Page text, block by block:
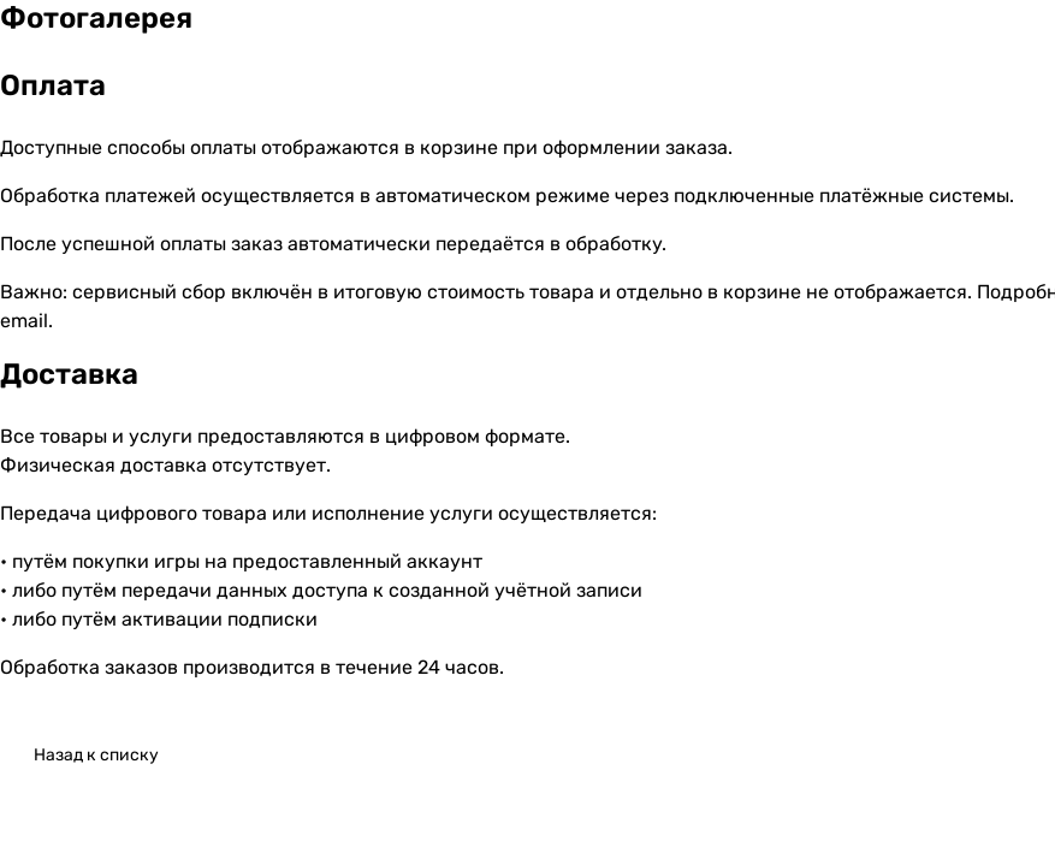
Фотогалерея
Оплата
Доступные способы оплаты отображаются в корзине при оформлении заказа.
Обработка платежей осуществляется в автоматическом режиме через подключенные платёжные системы.
После успешной оплаты заказ автоматически передаётся в обработку.
Важно: сервисный сбор включён в итоговую стоимость товара и отдельно в корзине не отображается.
email.
Доставка
Все товары и услуги предоставляются в цифровом формате.
Физическая доставка отсутствует.
Передача цифрового товара или исполнение услуги осуществляется:
• путём покупки игры на предоставленный аккаунт
• либо путём передачи данных доступа к созданной учётной записи
• либо путём активации подписки
Обработка заказов производится в течение 24 часов.
Назад к списку